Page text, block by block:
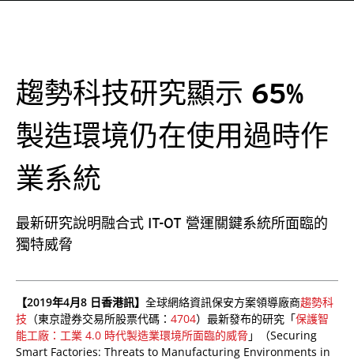
趨勢科技研究顯示 65%
製造環境仍在使用過時作
業系統
最新研究說明融合式 IT-OT 營運關鍵系統所面臨的
獨特威脅
【2019年4月8 日香港訊】 全球網絡資訊保安方案領導廠商趨勢科
技 （東京證券交易所股票代碼： 4704）最新發布的研究「保護智
能工廠：工業 4.0 時代製造業環境所面臨的威脅 」（Securing
Smart Factories: Threats to Manufacturing Environments in